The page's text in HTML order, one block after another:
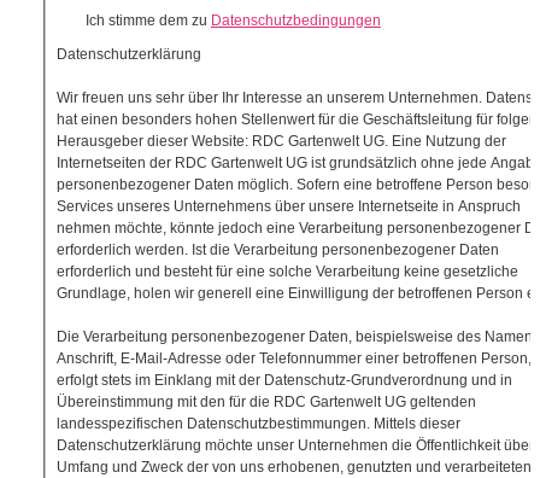
Ich stimme dem zu Datenschutzbedingungen
Datenschutzerklärung
Wir freuen uns sehr über Ihr Interesse an unserem Unternehmen.
hat einen besonders hohen Stellenwert für die Geschäftsleitung für
Herausgeber dieser Website: RDC Gartenwelt UG. Eine Nutzung der
Internetseiten der RDC Gartenwelt UG ist grundsätzlich ohne jede
personenbezogener Daten möglich. Sofern eine betroffene Person
Services unseres Unternehmens über unsere Internetseite in Anspruch
nehmen möchte, könnte jedoch eine Verarbeitung personenbezogener
erforderlich werden. Ist die Verarbeitung personenbezogener Daten
erforderlich und besteht für eine solche Verarbeitung keine gesetzliche
Grundlage, holen wir generell eine Einwilligung der betroffenen Person
Die Verarbeitung personenbezogener Daten, beispielsweise des
Anschrift, E-Mail-Adresse oder Telefonnummer einer betroffenen Person,
erfolgt stets im Einklang mit der Datenschutz-Grundverordnung und in
Übereinstimmung mit den für die RDC Gartenwelt UG geltenden
landesspezifischen Datenschutzbestimmungen. Mittels dieser
Datenschutzerklärung möchte unser Unternehmen die Öffentlichkeit über
Umfang und Zweck der von uns erhobenen, genutzten und verarbeiteten